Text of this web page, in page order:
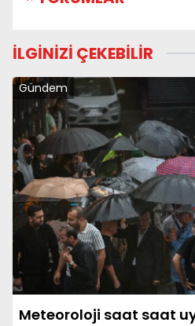
İLGİNİZİ ÇEKEBİLİR
Gündem
Meteoroloji saat saat